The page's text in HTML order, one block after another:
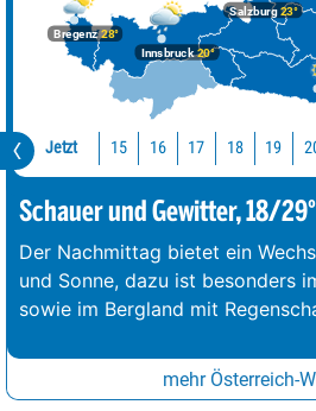
Bregenz28°
Innsbruck20°
Salzburg23°
Jetzt 15 16 17 18 19
Schauer und Gewitter, 18/29°
Der Nachmittag bietet ein
und Sonne, dazu ist besonders
sowie im Bergland mit
mehr Österreich-